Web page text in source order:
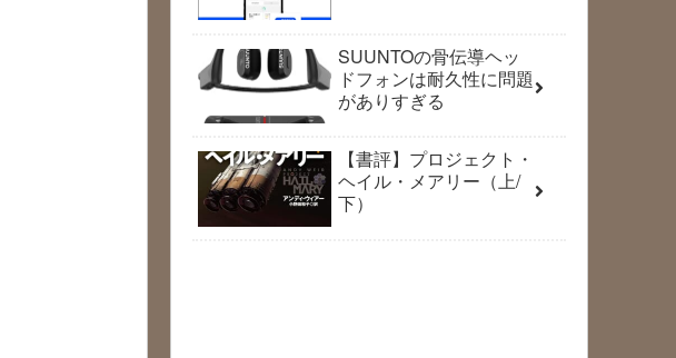
SUUNTOの骨伝導ヘッ
ドフォンは耐久性に問題
がありすぎる
【書評】プロジェクト・
ヘイル・メアリー（上/
下）